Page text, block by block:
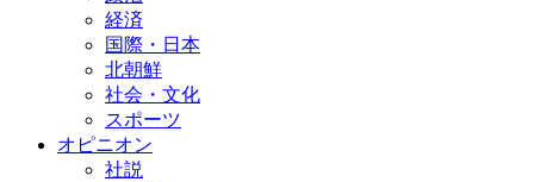
経済
国際・日本
北朝鮮
社会・文化
スポーツ
オピニオン
社説